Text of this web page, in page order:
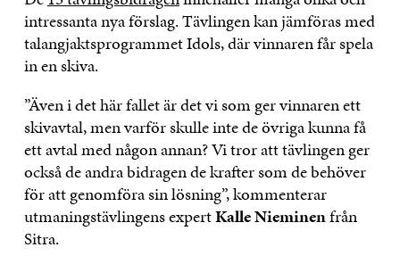
intressanta nya förslag. Tävlingen kan jämföras med
talangjaktsprogrammet Idols, där vinnaren får spela
in en skiva.
”Även i det här fallet är det vi som ger vinnaren ett
skivavtal, men varför skulle inte de övriga kunna få
ett avtal med någon annan? Vi tror att tävlingen ger
också de andra bidragen de krafter som de behöver
för att genomföra sin lösning”, kommenterar
utmaningstävlingens expertKalle Nieminenfrån
Sitra.